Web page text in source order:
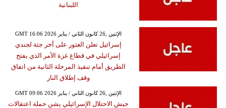
اللبنانية
GMT 16:06 2026 الإثنين ,26 كانون الثاني / يناير
إسرائيل تعلن العثور على أخر جثة لجندي
إسرائيلي في قطاع غزة الأمر الذي يفتح
الطريق أمام تنفيذ المرحلة الثانية من اتفاق
وقف إطلاق النار
GMT 09:06 2026 الإثنين ,26 كانون الثاني / يناير
جيش الاحتلال الإسرائيلي يشن حملة اعتقالات